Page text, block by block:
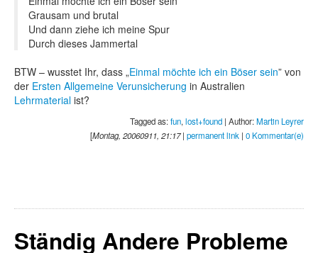
Grausam und brutal
Und dann ziehe ich meine Spur
Durch dieses Jammertal
BTW – wusstet Ihr, dass „Einmal möchte ich ein Böser sein” von
der Ersten Allgemeine Verunsicherung in Australien
Lehrmaterial ist?
Tagged as:fun,lost+found | Author:Martin Leyrer
[Montag, 20060911, 21:17| permanent link | 0 Kommentar(e)
Ständig Andere Probleme